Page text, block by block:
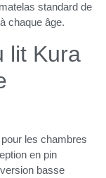
standard de
chaque âge.
lit Kura
les chambres
en pin
basse